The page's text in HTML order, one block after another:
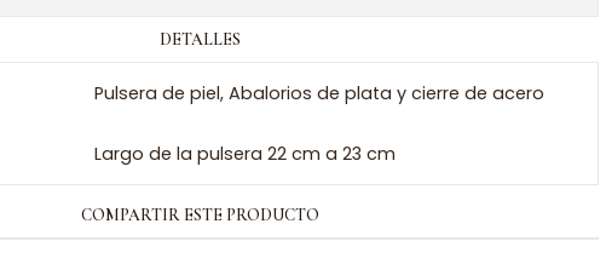
DETALLES
Pulsera de piel, Abalorios de plata y cierre de acero
Largo de la pulsera 22 cm a 23 cm
COMPARTIR ESTE PRODUCTO